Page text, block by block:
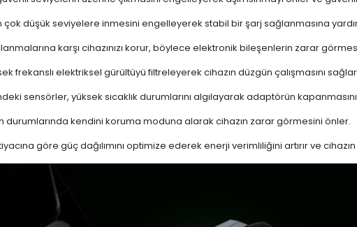
çok düşük seviyelere inmesini engelleyerek stabil bir şarj sağlanmasına
karşı cihazınızı korur, böylece elektronik bileşenlerin zarar
frekanslı elektriksel gürültüyü filtreleyerek cihazın düzgün çalışmasını
sensörler, yüksek sıcaklık durumlarını algılayarak adaptörün
durumlarında kendini koruma moduna alarak cihazın zarar görmesini önler.
göre güç dağılımını optimize ederek enerji verimliliğini artırır ve